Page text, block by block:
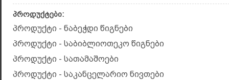
პროდუქტები:
პროდუქტი - ნაბეჭდი წიგნები
პროდუქტი - საბიბლიოთეკო წიგნები
პროდუქტი - სათამაშოები
პროდუქტი - საკანცელარიო ნივთები